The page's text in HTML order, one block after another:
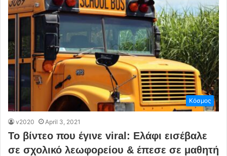
Κόσμος
v2020 April 3, 2021
Το βίντεο που έγινε viral: Ελάφι εισέβαλε
σε σχολικό λεωφορείου & έπεσε σε μαθητή